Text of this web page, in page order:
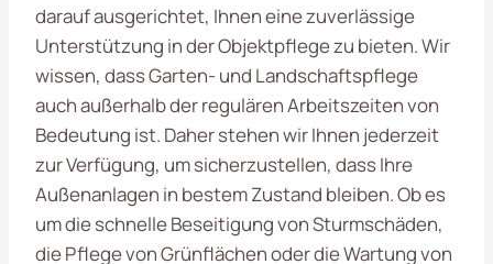
darauf ausgerichtet, Ihnen eine zuverlässige
Unterstützung in der Objektpflege zu bieten. Wir
wissen, dass Garten- und Landschaftspflege
auch außerhalb der regulären Arbeitszeiten von
Bedeutung ist. Daher stehen wir Ihnen jederzeit
zur Verfügung, um sicherzustellen, dass Ihre
Außenanlagen in bestem Zustand bleiben. Ob es
um die schnelle Beseitigung von Sturmschäden,
die Pflege von Grünflächen oder die Wartung von